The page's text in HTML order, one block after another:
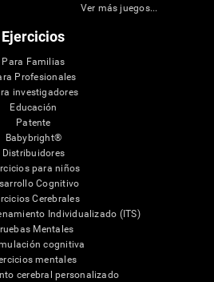
Ver más juegos...
Ejercicios
Para Familias
Profesionales
investigadores
Educación
Patente
Babybright®
Distribuidores
para niños
Cognitivo
Cerebrales
Individualizado (ITS)
Mentales
cognitiva
mentales
cerebral personalizado